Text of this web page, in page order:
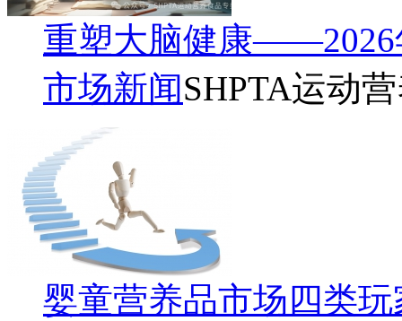
重塑大脑健康——2026
市场新闻SHPTA运动
婴童营养品市场四类